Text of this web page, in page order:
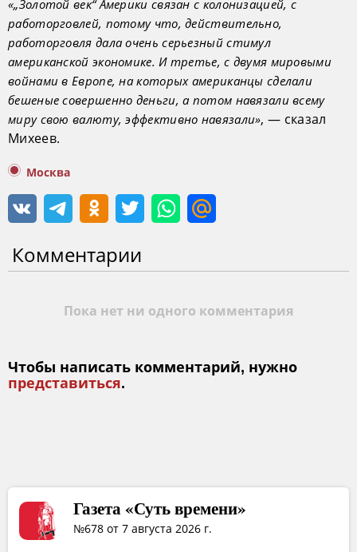
«„Золотой век“ Америки связан с колонизацией, с
работорговлей, потому что, действительно,
работорговля дала очень серьезный стимул
американской экономике. И третье, с двумя мировыми
войнами в Европе, на которых американцы сделали
бешеные совершенно деньги, а потом навязали всему
миру свою валюту, эффективно навязали», — сказал
Михеев.
Москва
Комментарии
Пока нет ни одного комментария
Чтобы написать комментарий, нужно
представиться.
Газета «Суть времени»
№678 от 7 августа 2026 г.